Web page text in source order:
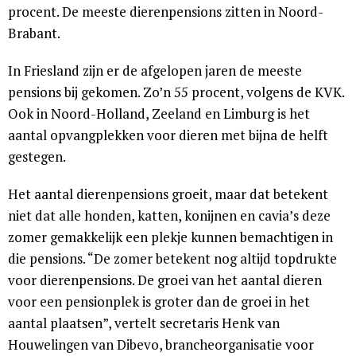
procent. De meeste dierenpensions zitten in Noord-
Brabant.
In Friesland zijn er de afgelopen jaren de meeste
pensions bij gekomen. Zo’n 55 procent, volgens de KVK.
Ook in Noord-Holland, Zeeland en Limburg is het
aantal opvangplekken voor dieren met bijna de helft
gestegen.
Het aantal dierenpensions groeit, maar dat betekent
niet dat alle honden, katten, konijnen en cavia’s deze
zomer gemakkelijk een plekje kunnen bemachtigen in
die pensions. “De zomer betekent nog altijd topdrukte
voor dierenpensions. De groei van het aantal dieren
voor een pensionplek is groter dan de groei in het
aantal plaatsen”, vertelt secretaris Henk van
Houwelingen van Dibevo, brancheorganisatie voor